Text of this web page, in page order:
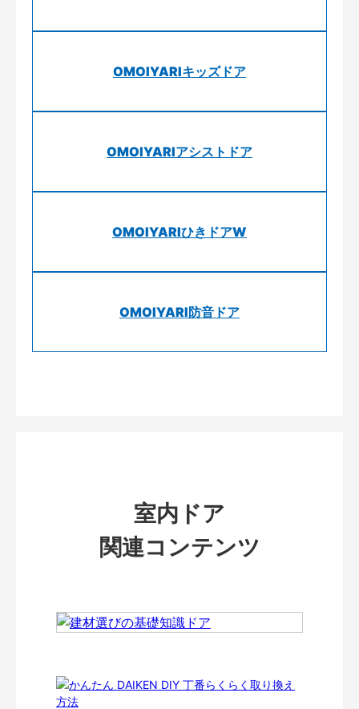
OMOIYARIキッズドア
OMOIYARIアシストドア
OMOIYARIひきドアW
OMOIYARI防音ドア
室内ドア
関連コンテンツ